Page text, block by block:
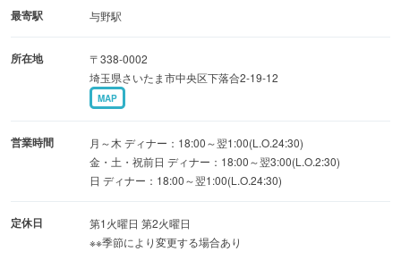
ローズマリ＆ガーリックポテト
自家製のロコモコハンバーグ
モチコチキン
デザートパンケーキ
最寄駅 与野駅
所在地
〒338-0002
埼玉県さいたま市中央区下落合2-19-12
MAP
営業時間
月～木 ディナー：18:00～翌1:00(L.O.24:30)
金・土・祝前日 ディナー：18:00～翌3:00(L.O.2:30)
日 ディナー：18:00～翌1:00(L.O.24:30)
定休日
第1火曜日 第2火曜日
※※季節により変更する場合あり